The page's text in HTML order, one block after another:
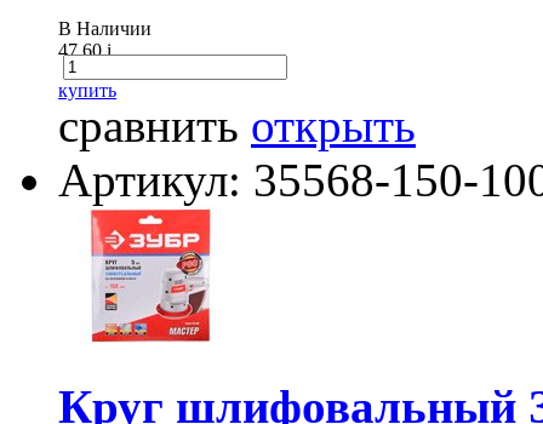
В Наличии
47.60i
купить
сравнить открыть
Артикул: 35568-150-
Круг шлифовальный